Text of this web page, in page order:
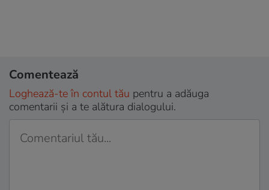
Comentează
Loghează-te în contul tău pentru a adăuga
comentarii și a te alătura dialogului.